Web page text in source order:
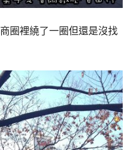
圈裡繞了一圈但還是沒找